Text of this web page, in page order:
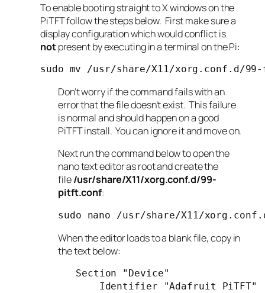
To enable booting straight to X windows on the
PiTFT follow the steps below. First make sure a
display configuration which would conflict is
notpresent by executing in a terminal on the Pi:
sudo mv /usr/share/X11 /xorg . conf . d/99-
Don’t worry if the command fails with an
error that the file doesn’t exist. This failure
is normal and should happen on a good
PiTFT install. You can ignore it and move on.
Next run the command below to open the
nano text editor as root and create the
file/usr/share/X11/xorg.conf.d/99-
pitft.conf:
sudo nano /usr/share/X11 /xorg . conf .
When the editor loads to a blank file, copy in
the text below:
Section
"Device"
    Identifier
"Adafruit PiTFT"